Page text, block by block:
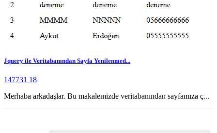
Jquery ile Veritabanından Sayfa Yenilenmed...
147731 18
Merhaba arkadaşlar. Bu makalemizde veritabanından sayfamıza ç...